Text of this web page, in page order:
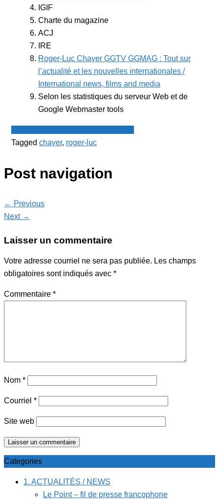
IGIF
Charte du magazine
ACJ
IRE
Roger-Luc Chayer GGTV GGMAG : Tout sur
l’actualité et les nouvelles internationales /
International news, films and media
Selon les statistiques du serveur Web et de
Google Webmaster tools
Tagged chayer, roger-luc
Post navigation
← Previous
Next →
Laisser un commentaire
Votre adresse courriel ne sera pas publiée. Les champs
obligatoires sont indiqués avec *
Commentaire *
Nom *
Courriel *
Site web
Categories
1. ACTUALITÉS / NEWS
Le Point – fil de presse francophone